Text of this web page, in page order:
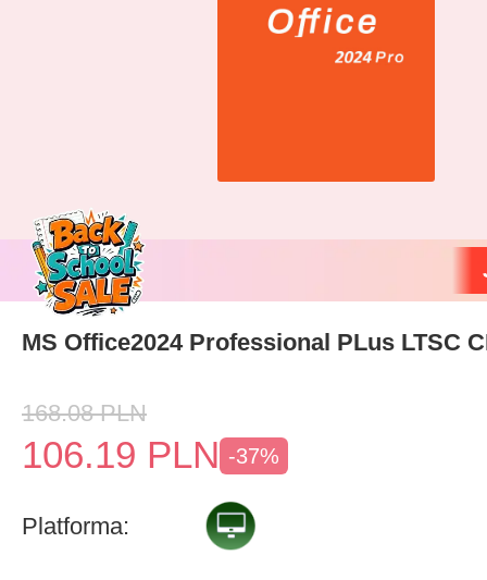
MS Office2024 Professional PLus LTSC
168.08 PLN
106.19 PLN -37%
Platforma: